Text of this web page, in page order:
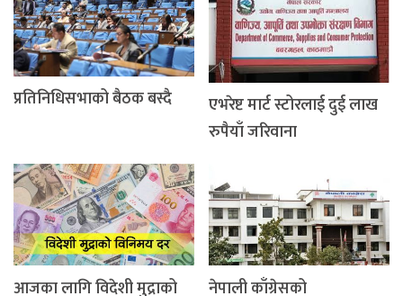
प्रतिनिधिसभाको बैठक बस्दै
एभरेष्ट मार्ट स्टोरलाई दुई लाख
रुपैयाँ जरिवाना
आजका लागि विदेशी मुद्राको
नेपाली काँग्रेसको